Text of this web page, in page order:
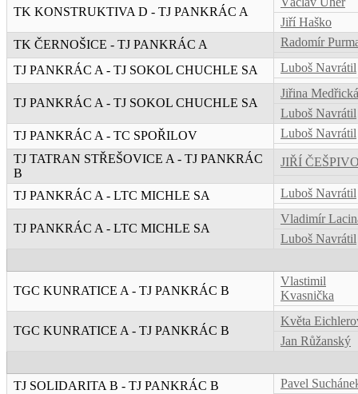
TK KONSTRUKTIVA D - TJ PANKRÁC A
Jiří Haško
TK ČERNOŠICE - TJ PANKRÁC A
Radomír
TJ PANKRÁC A - TJ SOKOL CHUCHLE SA Luboš Navrátil
TJ PANKRÁC A - TJ SOKOL CHUCHLE SA
Jiřina Medřická
Luboš Navrátil
TJ PANKRÁC A - TC SPOŘILOV
Luboš Navrátil
TJ TATRAN STŘEŠOVICE A - TJ PANKRÁC
B
JIŘÍ
TJ PANKRÁC A - LTC MICHLE SA Luboš Navrátil
TJ PANKRÁC A - LTC MICHLE SA
Vladimír
Luboš Navrátil
TGC KUNRATICE A - TJ PANKRÁC B
Vlastimil
Kvasnička
TGC KUNRATICE A - TJ PANKRÁC B
Květa
Jan Růžanský
TJ SOLIDARITA B - TJ PANKRÁC B Pavel